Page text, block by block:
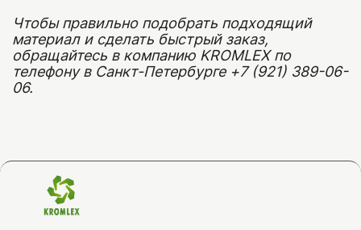
Чтобы правильно подобрать подходящий
материал и сделать быстрый заказ,
обращайтесь в компанию KROMLEXпо
телефону в Санкт-Петербурге +7 (921) 389-06-
06.